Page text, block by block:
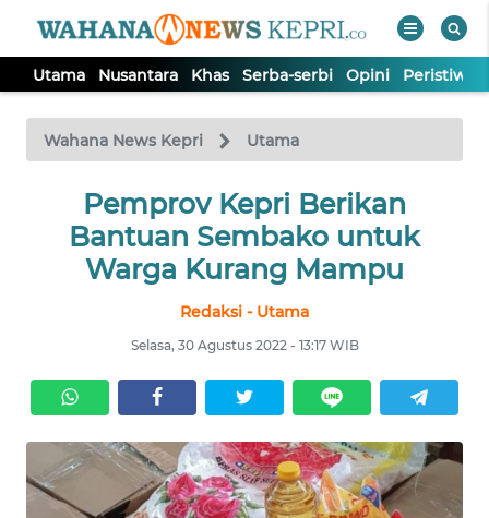
Utama Nusantara Khas Serba-serbi Opini Peristiwa
Wahana News Kepri Utama
Pemprov Kepri Berikan
Bantuan Sembako untuk
Warga Kurang Mampu
Redaksi - Utama
Selasa, 30 Agustus 2022 - 13:17 WIB
TV
Tutup
NUSANTARA
SERBA-
SERBI
OPINI